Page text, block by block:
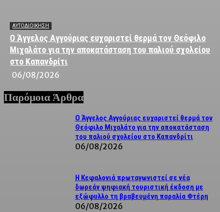
ΑΥΤΟΔΙΟΙΚΗΣΗ
Ο Άγγελος Αγγούριας ευχαριστεί θερμά τον Θεόφιλο
Μιχαλάτο για την αποκατάσταση του παλιού σχολείου
στο Καπανδρίτι
06/08/2026
Παρόμοια Άρθρα
Ο Άγγελος Αγγούριας ευχαριστεί θερμά τον
Θεόφιλο Μιχαλάτο για την αποκατάσταση
του παλιού σχολείου στο Καπανδρίτι
06/08/2026
Η Κεφαλονιά πρωταγωνιστεί σε νέα
δωρεάν ψηφιακή τουριστική έκδοση με
εξώφυλλο τη βραβευμένη παραλία Φτέρη
06/08/2026